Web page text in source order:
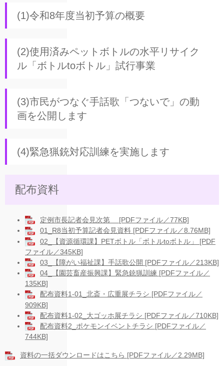
(1)令和8年度当初予算の概要
(2)使用済みペットボトルの水平リサイク
ル「ボトルtoボトル」試行事業
(3)市民がつなぐ手話歌「つないで」の動
画を公開します
(4)緊急猟銃対応訓練を実施します
配布資料​​
定例市長記者会見次第 [PDFファイル／77KB]
01_R8当初予算記者会見資料 [PDFファイル／8.76MB]
02_【資源循環課】PETボトル「ボトルtoボトル」 [PDF
ファイル／345KB]
03_【障がい福祉課】手話歌公開 [PDFファイル／213KB]
04_【園芸畜産振興課】緊急銃猟訓練 [PDFファイル／
135KB]
配布資料1-01_北斎・広重展チラシ [PDFファイル／
909KB]
配布資料1-02_大ゴッホ展チラシ [PDFファイル／710KB]
配布資料2_ポケモンイベントチラシ [PDFファイル／
744KB]
資料の一括ダウンロードはこちら [PDFファイル／2.29MB]